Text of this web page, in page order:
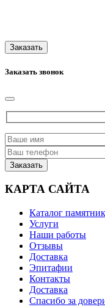
Заказать звонок
КАРТА САЙТА
Каталог
Услуги
Наши работы
Отзывы
Доставка
Эпитафии
Контакты
Доставка
Спасибо за